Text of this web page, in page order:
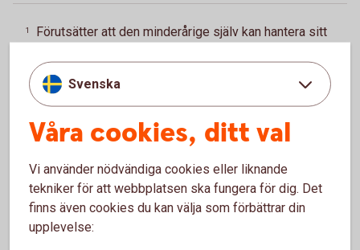
1
Förutsätter att den minderårige själv kan hantera sitt
2
Förutsätter att den minderårige själv kan hantera sitt
BankID utan hjälp av en vuxen. Tillbaka
Du behöver vara folkbokförd med officiell adress
hos Skatteverket för att kunna beställa ett BankID.
Tillbaka
Engångskostnad för kortläsare som behövs till
Svenska
Våra cookies, ditt val
Vi använder nödvändiga cookies eller liknande
tekniker för att webbplatsen ska fungera för dig. Det
finns även cookies du kan välja som förbättrar din
upplevelse: